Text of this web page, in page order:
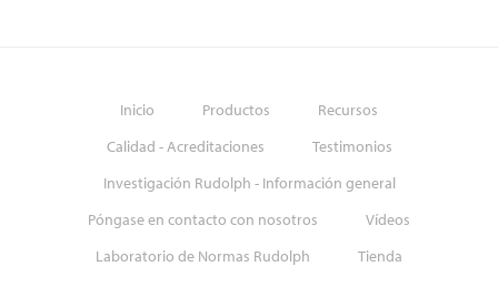
Inicio Productos
Recursos
Calidad - Acreditaciones
Testimonios
Investigación Rudolph - Información general
Póngase en contacto con nosotros
Vídeos
Laboratorio de Normas Rudolph
Tienda